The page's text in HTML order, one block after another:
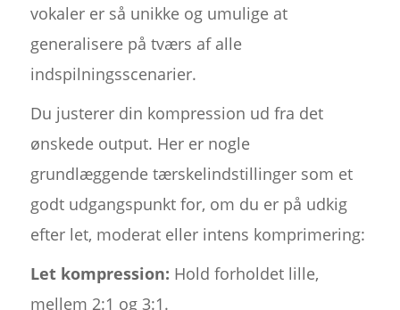
vokaler er så unikke og umulige at
generalisere på tværs af alle
indspilningsscenarier.
Du justerer din kompression ud fra det
ønskede output. Her er nogle
grundlæggende tærskelindstillinger som et
godt udgangspunkt for, om du er på udkig
efter let, moderat eller intens komprimering:
Let kompression: Hold forholdet lille,
mellem 2:1 og 3:1.